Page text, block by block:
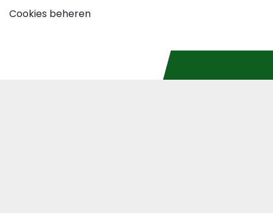
Cookies beheren